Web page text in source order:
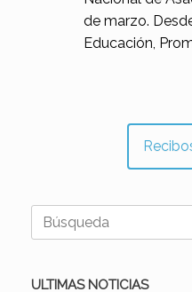
de marzo.
Educación,
Buscar:
ULTIMAS NOTICIAS